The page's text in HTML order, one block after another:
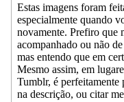
Estas imagens foram
especialmente quando
novamente. Prefiro que
acompanhado ou não
mas entendo que em
Mesmo assim, em
Tumblr, é
na descrição, ou citar